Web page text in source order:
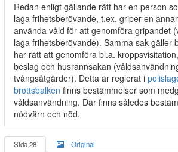
Redan enligt gällande rätt har en person
laga frihetsberövande, t.ex. griper en
använda våld för att genomföra gripandet
laga frihetsberövande). Samma sak gäller
har rätt att genomföra bl.a.
beslag och husrannsakan
tvångsåtgärder). Detta är reglerat i
brottsbalken finns bestämmelser som
våldsanvändning. Där finns således
nödvärn och nöd.
Sida 28 Original